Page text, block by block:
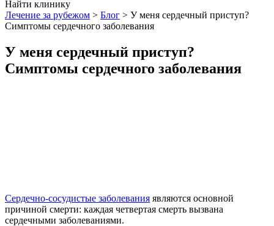
Найти клинику
Лечение за рубежом > Блог > У меня сердечный приступ?
Симптомы сердечного заболевания
У меня сердечный приступ?
Симптомы сердечного заболевания
Сердечно-сосудистые заболевания являются основной
причиной смерти: каждая четвертая смерть вызвана
сердечными заболеваниями.